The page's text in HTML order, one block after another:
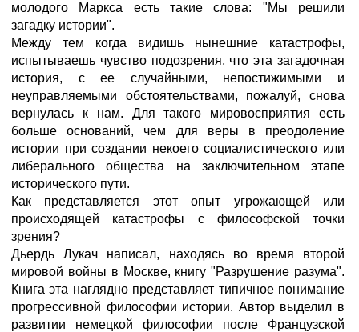
молодого Маркса есть такие слова: "Мы решили
загадку истории".
Между тем когда видишь нынешние катастрофы,
испытываешь чувство подозрения, что эта загадочная
история, с ее случайными, непостижимыми и
неуправляемыми обстоятельствами, пожалуй, снова
вернулась к нам. Для такого мировосприятия есть
больше оснований, чем для веры в преодоление
истории при создании некоего социалистического или
либерального общества на заключительном этапе
исторического пути.
Как представляется этот опыт угрожающей или
происходящей катастрофы с философской точки
зрения?
Дьердь Лукач написал, находясь во время второй
мировой войны в Москве, книгу "Разрушение разума".
Книга эта наглядно представляет типичное понимание
прогрессивной философии истории. Автор выделил в
развитии немецкой философии после Французской